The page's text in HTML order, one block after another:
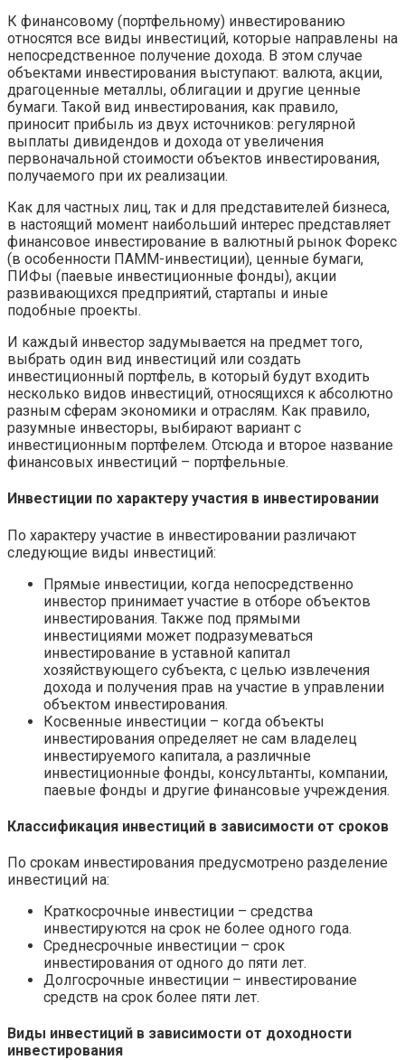
К финансовому (портфельному) инвестированию
относятся все виды инвестиций, которые направлены на
непосредственное получение дохода. В этом случае
объектами инвестирования выступают: валюта, акции,
драгоценные металлы, облигации и другие ценные
бумаги. Такой вид инвестирования, как правило,
приносит прибыль из двух источников: регулярной
выплаты дивидендов и дохода от увеличения
первоначальной стоимости объектов инвестирования,
получаемого при их реализации.
Как для частных лиц, так и для представителей бизнеса,
в настоящий момент наибольший интерес представляет
финансовое инвестирование в валютный рынок Форекс
(в особенности ПАММ-инвестиции), ценные бумаги,
ПИФы (паевые инвестиционные фонды), акции
развивающихся предприятий, стартапы и иные
подобные проекты.
И каждый инвестор задумывается на предмет того,
выбрать один вид инвестиций или создать
инвестиционный портфель, в который будут входить
несколько видов инвестиций, относящихся к абсолютно
разным сферам экономики и отраслям. Как правило,
разумные инвесторы, выбирают вариант с
инвестиционным портфелем. Отсюда и второе название
финансовых инвестиций – портфельные.
Инвестиции по характеру участия в инвестировании
По характеру участие в инвестировании различают
следующие виды инвестиций:
Прямые инвестиции, когда непосредственно
инвестор принимает участие в отборе объектов
инвестирования. Также под прямыми
инвестициями может подразумеваться
инвестирование в уставной капитал
хозяйствующего субъекта, с целью извлечения
дохода и получения прав на участие в управлении
объектом инвестирования.
Косвенные инвестиции – когда объекты
инвестирования определяет не сам владелец
инвестируемого капитала, а различные
инвестиционные фонды, консультанты, компании,
паевые фонды и другие финансовые учреждения.
Классификация инвестиций в зависимости от сроков
По срокам инвестирования предусмотрено разделение
инвестиций на:
Краткосрочные инвестиции – средства
инвестируются на срок не более одного года.
Среднесрочные инвестиции – срок
инвестирования от одного до пяти лет.
Долгосрочные инвестиции – инвестирование
средств на срок более пяти лет.
Виды инвестиций в зависимости от доходности
инвестирования